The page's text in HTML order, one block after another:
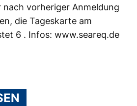
nach vorheriger Anmeldung
die Tageskarte am
6 . Infos: www.seareq.de